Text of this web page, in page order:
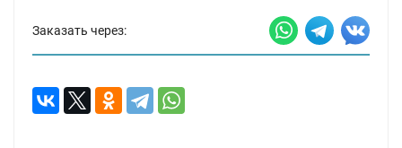
Заказать через: